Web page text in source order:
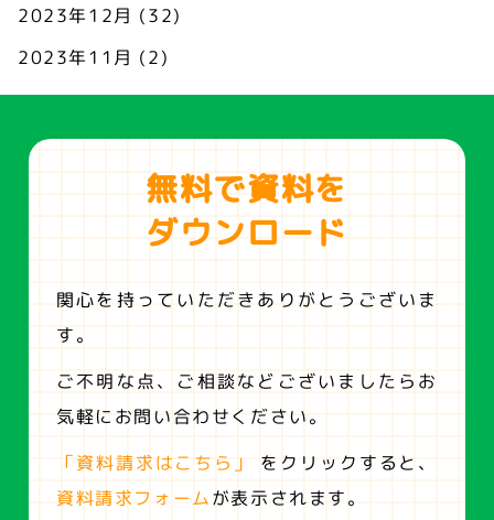
2023年12月 (32)
2023年11月 (2)
無料で資料を
ダウンロード
関心を持っていただきありがとうございま
す。
ご不明な点、ご相談などございましたらお
気軽にお問い合わせください。
「資料請求はこちら」
をクリックすると、
資料請求フォームが表示されます。